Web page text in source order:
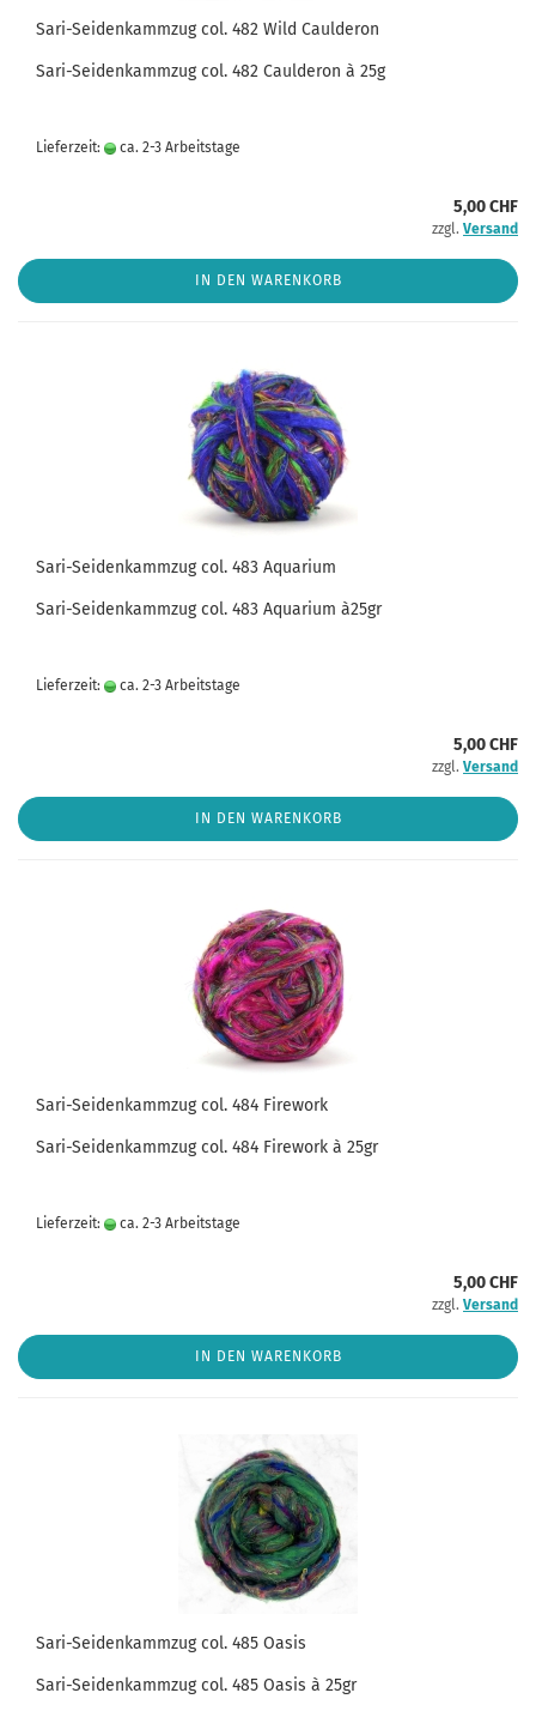
Sari-Seidenkammzug col. 482 Wild Caulderon
Sari-Seidenkammzug col. 482 Caulderon à 25g
Lieferzeit: ca. 2-3 Arbeitstage
5,00 CHF
zzgl. Versand
IN DEN WARENKORB
Sari-Seidenkammzug col. 483 Aquarium
Sari-Seidenkammzug col. 483 Aquarium à25gr
Lieferzeit: ca. 2-3 Arbeitstage
5,00 CHF
zzgl. Versand
IN DEN WARENKORB
Sari-Seidenkammzug col. 484 Firework
Sari-Seidenkammzug col. 484 Firework à 25gr
Lieferzeit: ca. 2-3 Arbeitstage
5,00 CHF
zzgl. Versand
IN DEN WARENKORB
Sari-Seidenkammzug col. 485 Oasis
Sari-Seidenkammzug col. 485 Oasis à 25gr